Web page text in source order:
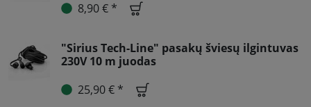
8,90 € *
"Sirius Tech-Line" pasakų šviesų ilgintuvas
230V 10 m juodas
25,90 € *